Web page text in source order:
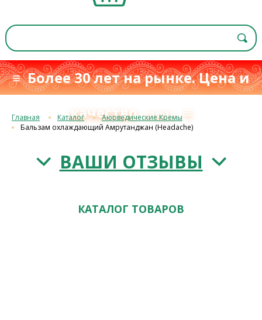
≡ Более 30 лет на рынке. Цена и
качествос 1993 г.≡
Главная Каталог
Аюрведические Кремы
Бальзам охлаждающий Амрутанджан (Headache)
ВАШИ ОТЗЫВЫ
КАТАЛОГ ТОВАРОВ